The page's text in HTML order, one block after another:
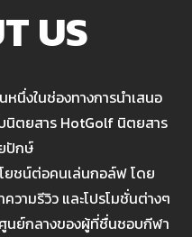
US
นึ่งในช่องทางการนำเสนอ
นิตยสาร HotGolf นิตยสาร
ปักษ์
ยชน์ต่อคนเล่นกอล์ฟ โดย
วามรีวิว และโปรโมชั่นต่างๆ
นย์กลางของผู้ที่ชื่นชอบกีฬา